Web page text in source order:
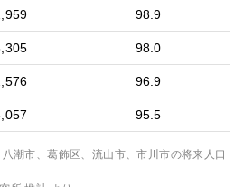
98.9
98.0
96.9
95.5
八潮市、葛飾区、流山市、市川市の将来人口